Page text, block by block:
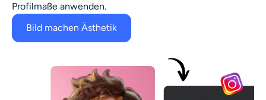
Profilmaße anwenden.
Bild machen Ästhetik